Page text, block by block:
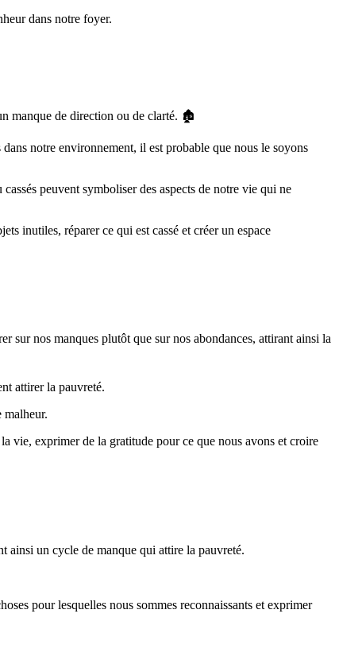
dans notre foyer.
manque de direction ou de clarté. 🏚️
notre environnement, il est probable que nous le soyons
peuvent symboliser des aspects de notre vie qui ne
inutiles, réparer ce qui est cassé et créer un espace
sur nos manques plutôt que sur nos abondances, attirant ainsi la
attirer la pauvreté.
malheur.
vie, exprimer de la gratitude pour ce que nous avons et croire
ainsi un cycle de manque qui attire la pauvreté.
pour lesquelles nous sommes reconnaissants et exprimer